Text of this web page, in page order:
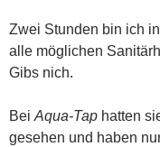
Zwei Stunden bin ich
alle möglichen
Gibs nich.
Bei Aqua-Tap hatten
gesehen und haben